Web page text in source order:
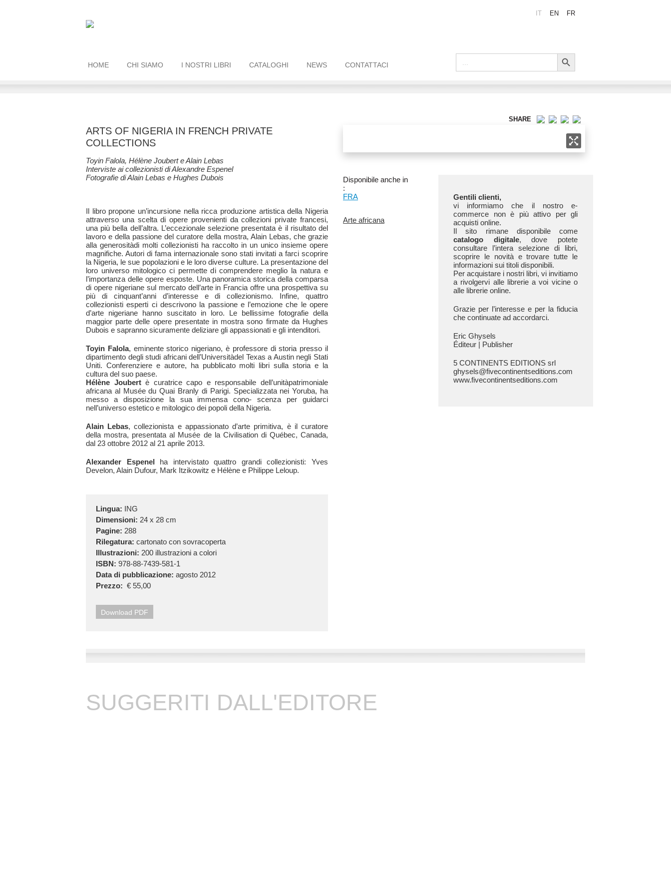
IT EN FR
HOME CHI SIAMO I NOSTRI LIBRI CATALOGHI NEWS CONTATTACI
Search
for:
Search Button
SHARE
ARTS OF NIGERIA IN FRENCH PRIVATE
COLLECTIONS
Toyin Falola, Hélène Joubert e Alain Lebas
Interviste ai collezionisti di Alexandre Espenel
Fotografie di Alain Lebas e Hughes Dubois
Il libro propone un’incursione nella ricca produzione artistica della Nigeria
attraverso una scelta di opere provenienti da collezioni private francesi,
una più bella dell’altra. L’eccezionale selezione presentata è il risultato del
lavoro e della passione del curatore della mostra, Alain Lebas, che grazie
alla generositàdi molti collezionisti ha raccolto in un unico insieme opere
magnifiche. Autori di fama internazionale sono stati invitati a farci scoprire
la Nigeria, le sue popolazioni e le loro diverse culture. La presentazione del
loro universo mitologico ci permette di comprendere meglio la natura e
l’importanza delle opere esposte. Una panoramica storica della comparsa
di opere nigeriane sul mercato dell’arte in Francia offre una prospettiva su
più di cinquant’anni d’interesse e di collezionismo. Infine, quattro
collezionisti esperti ci descrivono la passione e l’emozione che le opere
d’arte nigeriane hanno suscitato in loro. Le bellissime fotografie della
maggior parte delle opere presentate in mostra sono firmate da Hughes
Dubois e sapranno sicuramente deliziare gli appassionati e gli intenditori.
Toyin Falola, eminente storico nigeriano, è professore di storia presso il
dipartimento degli studi africani dell’Universitàdel Texas a Austin negli Stati
Uniti. Conferenziere e autore, ha pubblicato molti libri sulla storia e la
cultura del suo paese.
Hélène Joubertè curatrice capo e responsabile dell’unitàpatrimoniale
africana al Musée du Quai Branly di Parigi. Specializzata nei Yoruba, ha
messo a disposizione la sua immensa cono- scenza per guidarci
nell’universo estetico e mitologico dei popoli della Nigeria.
Alain Lebas, collezionista e appassionato d’arte primitiva, è il curatore
della mostra, presentata al Musée de la Civilisation di Québec, Canada,
dal 23 ottobre 2012 al 21 aprile 2013.
Alexander Espenel ha intervistato quattro grandi collezionisti: Yves
Develon, Alain Dufour, Mark Itzikowitz e Hélène e Philippe Leloup.
Lingua: ING
Dimensioni: 24 x 28 cm
Pagine: 288
Rilegatura: cartonato con sovracoperta
Illustrazioni: 200 illustrazioni a colori
ISBN: 978-88-7439-581-1
Data di pubblicazione: agosto 2012
Prezzo: € 55,00
Download PDF
Gentili clienti,
vi informiamo che il nostro e-
commerce non è più attivo per gli
acquisti online.
Il sito rimane disponibile come
catalogo digitale, dove potete
consultare l’intera selezione di libri,
scoprire le novità e trovare tutte le
informazioni sui titoli disponibili.
Per acquistare i nostri libri, vi invitiamo
a rivolgervi alle librerie a voi vicine o
alle librerie online.
Grazie per l’interesse e per la fiducia
che continuate ad accordarci.
Eric Ghysels
Éditeur | Publisher
5 CONTINENTS EDITIONS srl
ghysels@fivecontinentseditions.com
www.fivecontinentseditions.com
Disponibile anche in
:
FRA
Arte africana
SUGGERITI DALL'EDITORE